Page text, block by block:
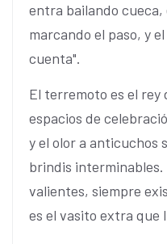
entra bailando cueca,
marcando el paso, y
cuenta".
El terremoto es el rey
espacios de
y el olor a anticuchos
brindis interminables.
valientes, siempre
es el vasito extra que